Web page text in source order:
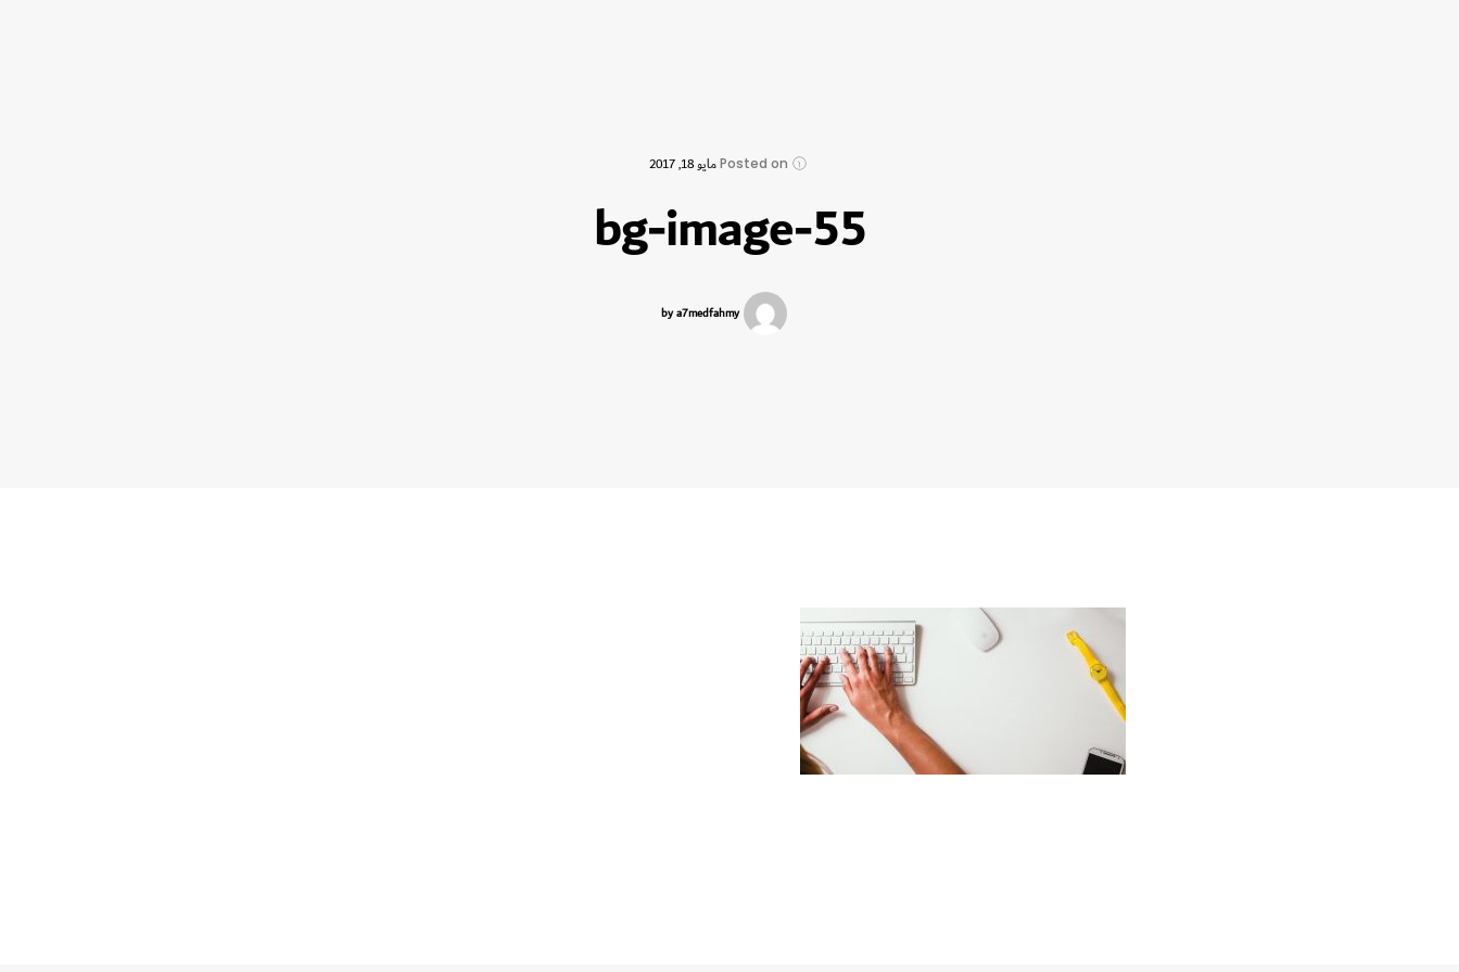
مايو 18, 2017
bg-image-55
by a7medfahmy